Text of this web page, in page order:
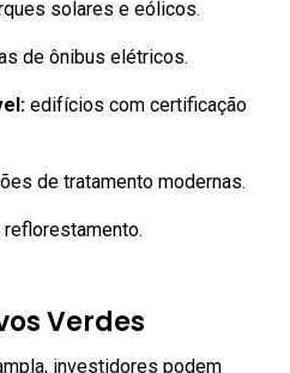
solares e eólicos.
de ônibus elétricos.
edifícios com certificação
de tratamento modernas.
Verdes
investidores podem